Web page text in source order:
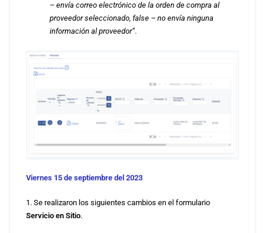
– envía correo electrónico de la orden de compra al
proveedor seleccionado, false – no envía ninguna
información al proveedor”.
Viernes 15 de septiembre del 2023
1. Se realizaron los siguientes cambios en el formulario
Servicio en Sitio.